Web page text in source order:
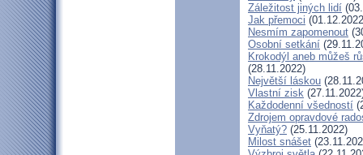
Záležitost jiných lidí
Jak přemoci
Nesmím zapomenout
Osobní setkání
Krokodýl aneb můžeš
(28.11.2022)
Největší láskou
Vlastní zisk
Každodenní všedností
Zdrojem opravdové
Vyňatý? (25.11.2022)
Milost snášet